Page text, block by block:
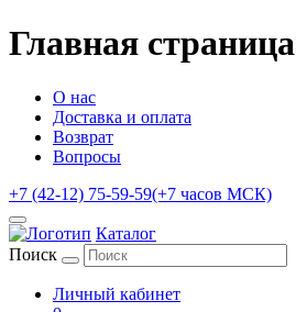
Главная страница
О нас
Доставка и оплата
Возврат
Вопросы
+7 (42-12) 75-59-59(+7 часов МСК)
Каталог
Поиск
Личный кабинет